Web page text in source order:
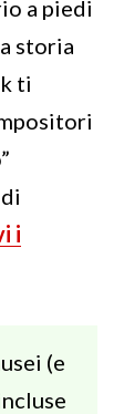
a piedi
storia
ti
i
(e